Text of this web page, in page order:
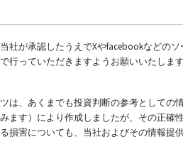
が承認したうえでXやfacebookなどの
っていただきますようお願いいたします
、あくまでも投資判断の参考として
す）により作成しましたが、その正
害についても、当社およびその情報提